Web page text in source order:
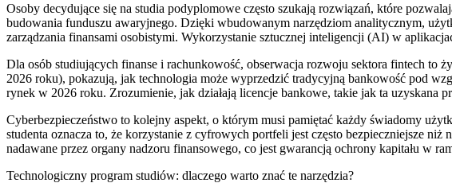
Osoby decydujące się na studia podyplomowe często szukają rozwiązań, które
budowania funduszu awaryjnego. Dzięki wbudowanym narzędziom analitycznym,
zarządzania finansami osobistymi. Wykorzystanie sztucznej inteligencji (AI) w
Dla osób studiujących finanse i rachunkowość, obserwacja rozwoju sektora fintech
2026 roku), pokazują, jak technologia może wyprzedzić tradycyjną bankowość pod
rynek w 2026 roku. Zrozumienie, jak działają licencje bankowe, takie jak ta uzyskana
Cyberbezpieczeństwo to kolejny aspekt, o którym musi pamiętać każdy świadomy
studenta oznacza to, że korzystanie z cyfrowych portfeli jest często bezpieczniejsze
nadawane przez organy nadzoru finansowego, co jest gwarancją ochrony kapitału w
Technologiczny program studiów: dlaczego warto znać te narzędzia?